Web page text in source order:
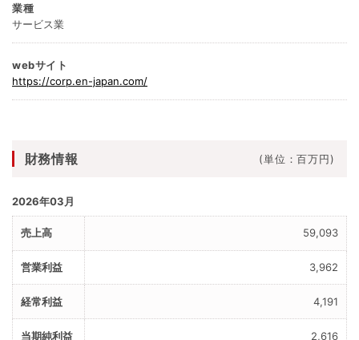
業種
サービス業
webサイト
https://corp.en-japan.com/
財務情報 (単位：百万円)
2026年03月
59,093
3,962
4,191
2,616